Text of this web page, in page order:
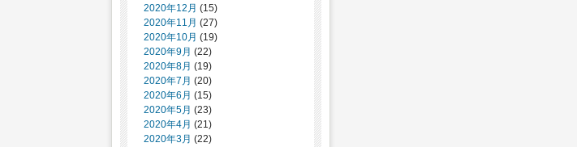
2020年12月 (15)
2020年11月 (27)
2020年10月 (19)
2020年9月 (22)
2020年8月 (19)
2020年7月 (20)
2020年6月 (15)
2020年5月 (23)
2020年4月 (21)
2020年3月 (22)